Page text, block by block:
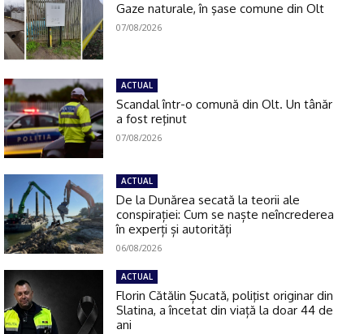
Gaze naturale, în şase comune din Olt
07/08/2026
ACTUAL
Scandal într-o comună din Olt. Un tânăr
a fost reţinut
07/08/2026
ACTUAL
De la Dunărea secată la teorii ale
conspirației: Cum se naște neîncrederea
în experți și autorități
06/08/2026
ACTUAL
Florin Cătălin Șucată, poliţist originar din
Slatina, a încetat din viață la doar 44 de
ani